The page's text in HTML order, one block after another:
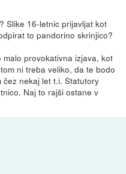
Slike 16-letnic prijavljat kot
to pandorino skrinjico?
provokativna izjava, kot
ni treba veliko, da te bodo
čez nekaj let t.i. Statutory
Naj to rajši ostane v